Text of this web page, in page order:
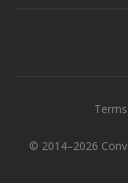
© 2014–2026